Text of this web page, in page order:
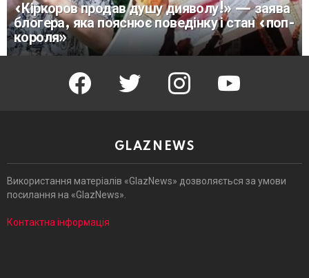
«Кіркоров продав душу дияволу!» — заява
блогера, яка пояснює поведінку і стан «поп-
короля»
facebook twitter instagram youtube
GLAZNEWS
Використання матеріалів «GlazNews» дозволяється за умови
посилання на «GlazNews».
Контактна інформація